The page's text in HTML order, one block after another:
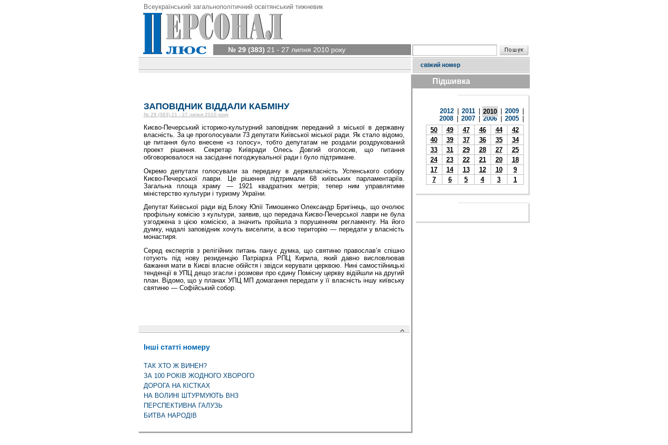
Всеукраїнський загальнополітичний освітянський тижневик
№ 29 (383) 21 - 27 липня 2010 року
свіжий номер
ЗАПОВІДНИК ВІДДАЛИ КАБМІНУ
№ 29 (383) 21 - 27 липня 2010 року
Києво-Печерський історико-культурний заповідник переданий з міської в державну
власність. За це проголосували 73 депутати Київської міської ради. Як стало відомо,
це питання було внесене «з голосу», тобто депутатам не роздали роздрукований
проект рішення. Секретар Київради Олесь Довгий оголосив, що питання
обговорювалося на засіданні погоджувальної ради і було підтримане.
Окремо депутати голосували за передачу в держвласність Успенського собору
Києво-Печерської лаври. Це рішення підтримали 68 київських парламентаріїв.
Загальна площа храму — 1921 квадратних метрів; тепер ним управлятиме
міністерство культури і туризму України.
Депутат Київської ради від Блоку Юлії Тимошенко Олександр Бригінець, що очолює
профільну комісію з культури, заявив, що передача Києво-Печерської лаври не була
узгоджена з цією комісією, а значить пройшла з порушенням регламенту. На його
думку, надалі заповідник хочуть виселити, а всю територію — передати у власність
монастиря.
Серед експертів з релігійних питань панує думка, що святиню православ’я спішно
готують під нову резиденцію Патріарха РПЦ Кирила, який давно висловлював
бажання мати в Києві власне обійстя і звідси керувати церквою. Нині самостійницькі
тенденції в УПЦ дещо згасли і розмови про єдину Помісну церкву відійшли на другий
план. Відомо, що у планах УПЦ МП домагання передати у її власність іншу київську
святиню — Софійський собор.
Інші статті номеру
ТАК ХТО Ж ВИНЕН?
ЗА 100 РОКІВ ЖОДНОГО ХВОРОГО
ДОРОГА НА КІСТКАХ
НА ВОЛИНІ ШТУРМУЮТЬ ВНЗ
ПЕРСПЕКТИВНА ГАЛУЗЬ
БИТВА НАРОДІВ
Підшивка
2012 2011 2010 2009
2008
2007 2006 2005
50
49 47 46 44
42
40
39 37 36 35
34
33
31 29 28 27
25
24
23 22 21 20
18
17
14 13 12 10
9
7
6 5 4 3 1